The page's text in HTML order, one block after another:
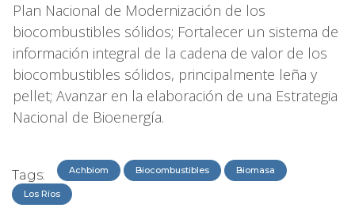
Plan Nacional de Modernización de los
biocombustibles sólidos; Fortalecer un sistema de
información integral de la cadena de valor de los
biocombustibles sólidos, principalmente leña y
pellet; Avanzar en la elaboración de una Estrategia
Nacional de Bioenergía.
Tags: Achbiom Biocombustibles Biomasa
Los Ríos